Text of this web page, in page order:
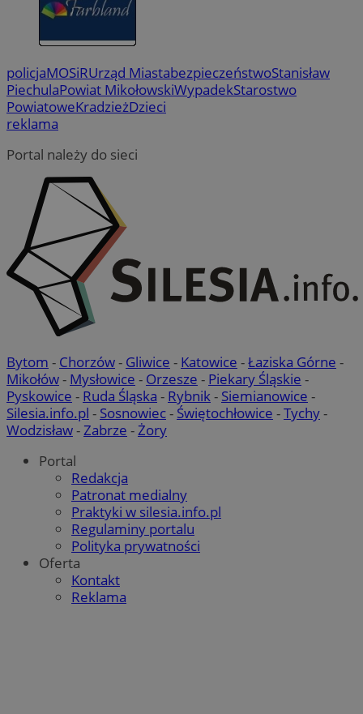
policjaMOSiRUrząd MiastabezpieczeństwoStanisław
PiechulaPowiat MikołowskiWypadekStarostwo
PowiatoweKradzieżDzieci
reklama
Portal należy do sieci
Bytom - Chorzów- Gliwice - Katowice -Łaziska Górne -
Mikołów- Mysłowice - Orzesze - Piekary Śląskie -
Pyskowice - Ruda Śląska - Rybnik- Siemianowice -
Silesia.info.pl - Sosnowiec- Świętochłowice -Tychy-
Wodzisław-Zabrze -Żory
Portal
Redakcja
Patronat medialny
Praktyki w silesia.info.pl
Regulaminy portalu
Polityka prywatności
Oferta
Kontakt
Reklama